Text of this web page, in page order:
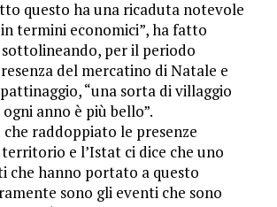
questo ha una ricaduta notevole
termini economici”, ha fatto
per il periodo
del mercatino di Natale e
“una sorta di villaggio
anno è più bello”.
che raddoppiato le presenze
e l’Istat ci dice che uno
che hanno portato a questo
sono gli eventi che sono